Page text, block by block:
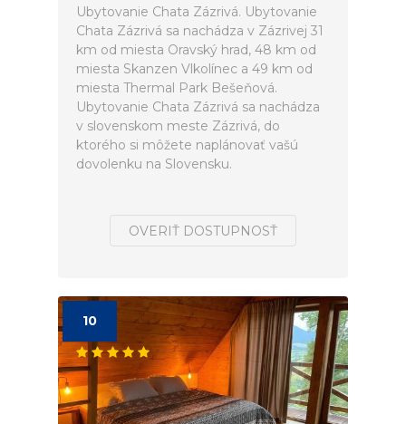
Ubytovanie Chata Zázrivá. Ubytovanie
Chata Zázrivá sa nachádza v Zázrivej 31
km od miesta Oravský hrad, 48 km od
miesta Skanzen Vlkolínec a 49 km od
miesta Thermal Park Bešeňová.
Ubytovanie Chata Zázrivá sa nachádza
v slovenskom meste Zázrivá, do
ktorého si môžete naplánovať vašú
dovolenku na Slovensku.
OVERIŤ DOSTUPNOSŤ
10